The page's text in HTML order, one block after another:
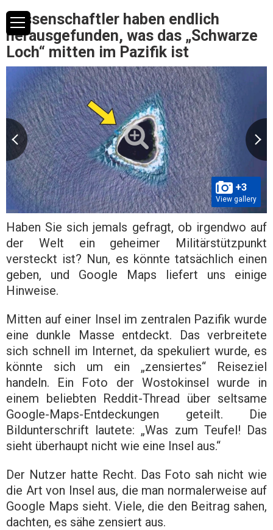
Wissenschaftler haben endlich
herausgefunden, was das „Schwarze
Loch“ mitten im Pazifik ist
+3
View gallery
Haben Sie sich jemals gefragt, ob irgendwo auf
der Welt ein geheimer Militärstützpunkt
versteckt ist? Nun, es könnte tatsächlich einen
geben, und Google Maps liefert uns einige
Hinweise.
Mitten auf einer Insel im zentralen Pazifik wurde
eine dunkle Masse entdeckt. Das verbreitete
sich schnell im Internet, da spekuliert wurde, es
könnte sich um ein „zensiertes“ Reiseziel
handeln. Ein Foto der Wostokinsel wurde in
einem beliebten Reddit-Thread über seltsame
Google-Maps-Entdeckungen geteilt. Die
Bildunterschrift lautete: „Was zum Teufel! Das
sieht überhaupt nicht wie eine Insel aus.“
Der Nutzer hatte Recht. Das Foto sah nicht wie
die Art von Insel aus, die man normalerweise auf
Google Maps sieht. Viele, die den Beitrag sahen,
dachten, es sähe zensiert aus.